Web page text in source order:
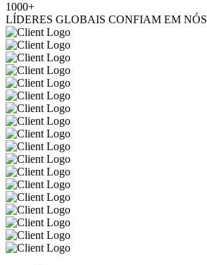
1000+
LÍDERES GLOBAIS CONFIAM EM NÓS